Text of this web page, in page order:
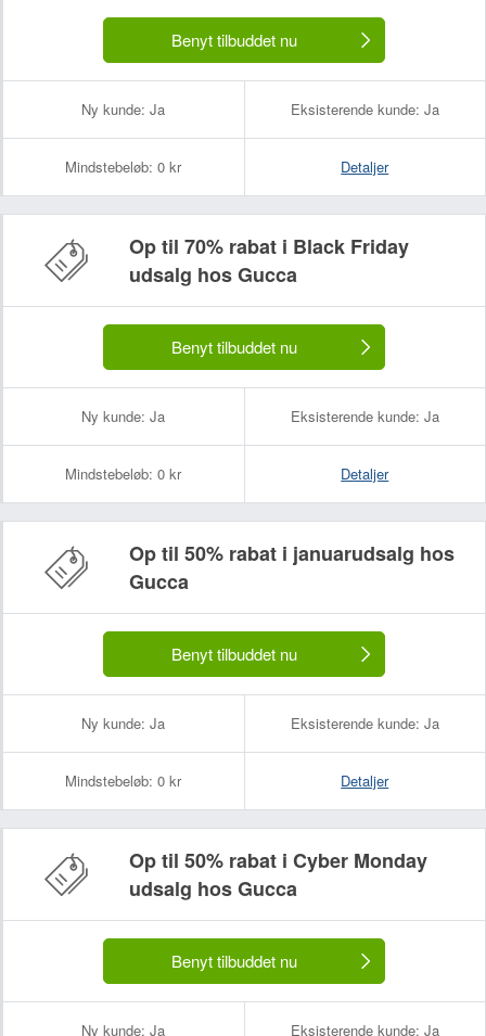
Benyt tilbuddet nu
Ny kunde: Ja Eksisterende kunde: Ja
Mindstebeløb: 0 kr Detaljer
Op til 70% rabat i Black Friday
udsalg hos Gucca
Benyt tilbuddet nu
Ny kunde: Ja Eksisterende kunde: Ja
Mindstebeløb: 0 kr Detaljer
Op til 50% rabat i januarudsalg hos
Gucca
Benyt tilbuddet nu
Ny kunde: Ja Eksisterende kunde: Ja
Mindstebeløb: 0 kr Detaljer
Op til 50% rabat i Cyber Monday
udsalg hos Gucca
Benyt tilbuddet nu
Ny kunde: Ja Eksisterende kunde: Ja